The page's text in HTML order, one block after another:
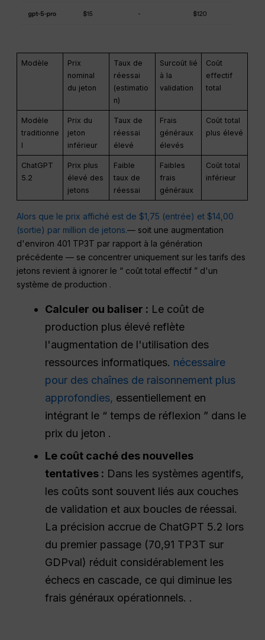
Modèle
Prix
nominal
du jeton
Taux de
réessai
(estimatio
n)
Surcoût lié
à la
validation
Coût
effectif
total
Modèle
traditionne
l
Prix du
jeton
inférieur
Taux de
réessai
élevé
Frais
généraux
élevés
Coût total
plus élevé
ChatGPT
5.2
Prix plus
élevé des
jetons
Faible
taux de
réessai
Faibles
frais
généraux
Coût total
inférieur
Alors que le prix affiché est de $1,75 (entrée) et $14,00
(sortie) par million de jetons.— soit une augmentation
d'environ 401 TP3T par rapport à la génération
précédente — se concentrer uniquement sur les tarifs des
jetons revient à ignorer le “ coût total effectif ” d'un
système de production .
Calculer ou baliser : Le coût de
production plus élevé reflète
l'augmentation de l'utilisation des
ressources informatiques. nécessaire
pour des chaînes de raisonnement plus
approfondies, essentiellement en
intégrant le “ temps de réflexion ” dans le
prix du jeton .
Le coût caché des nouvelles
tentatives : Dans les systèmes agentifs,
les coûts sont souvent liés aux couches
de validation et aux boucles de réessai.
La précision accrue de ChatGPT 5.2 lors
du premier passage (70,91 TP3T sur
GDPval) réduit considérablement les
échecs en cascade, ce qui diminue les
frais généraux opérationnels. .